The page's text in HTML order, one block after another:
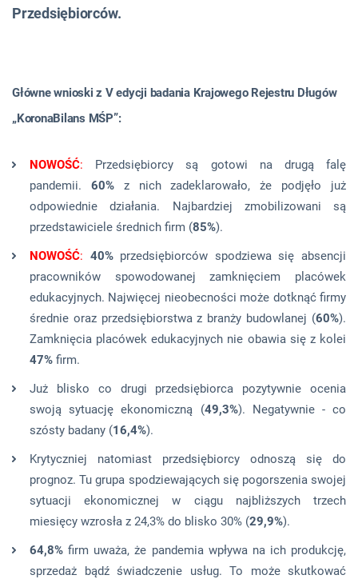
Przedsiębiorców.
Główne wnioski z V edycji badania Krajowego Rejestru Długów
„KoronaBilans MŚP”:
NOWOŚĆ: Przedsiębiorcy są gotowi na drugą falę
pandemii. 60%z nich zadeklarowało, że podjęło już
odpowiednie działania. Najbardziej zmobilizowani są
przedstawiciele średnich firm (85%).
NOWOŚĆ: 40%przedsiębiorców spodziewa się absencji
pracowników spowodowanej zamknięciem placówek
edukacyjnych. Najwięcej nieobecności może dotknąć firmy
średnie oraz przedsiębiorstwa z branży budowlanej (60%).
Zamknięcia placówek edukacyjnych nie obawia się z kolei
47% firm.
Już blisko co drugi przedsiębiorca pozytywnie ocenia
swoją sytuację ekonomiczną (49,3%). Negatywnie - co
szósty badany (16,4%).
Krytyczniej natomiast przedsiębiorcy odnoszą się do
prognoz. Tu grupa spodziewających się pogorszenia swojej
sytuacji ekonomicznej w ciągu najbliższych trzech
miesięcy wzrosła z 24,3% do blisko 30% (29,9%).
64,8% firm uważa, że pandemia wpływa na ich produkcję,
sprzedaż bądź świadczenie usług. To może skutkować